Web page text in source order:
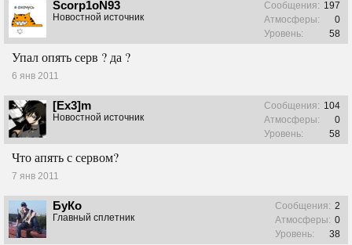
Scorp1oN93
Новостной источник
Сообщения: 197
Атмосферы:
0
Уровень:
58
Упал опять серв ? да ?
6 янв 2011
[Ex3]m
Новостной источник
Сообщения: 104
Атмосферы:
0
Уровень:
58
Что апять с сервом?
7 янв 2011
БуКо
Главный сплетник
Сообщения: 2
Атмосферы: 0
Уровень:
38